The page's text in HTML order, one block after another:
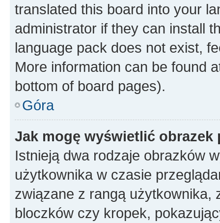
translated this board into your
administrator if they can install
language pack does not exist,
More information can be found
bottom of board pages).
Góra
Jak mogę wyświetlić
Istnieją dwa rodzaje obrazków
użytkownika w czasie
związane z rangą użytkownika,
bloczków czy kropek,